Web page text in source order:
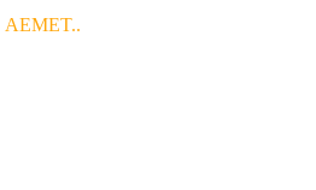
AEMET..